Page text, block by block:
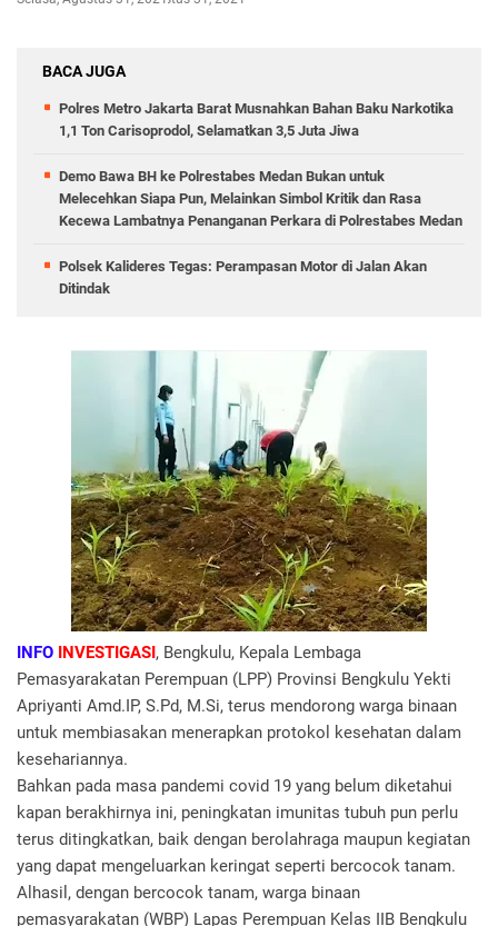
BACA JUGA
Polres Metro Jakarta Barat Musnahkan Bahan Baku Narkotika
1,1 Ton Carisoprodol, Selamatkan 3,5 Juta Jiwa
Demo Bawa BH ke Polrestabes Medan Bukan untuk
Melecehkan Siapa Pun, Melainkan Simbol Kritik dan Rasa
Kecewa Lambatnya Penanganan Perkara di Polrestabes Medan
Polsek Kalideres Tegas: Perampasan Motor di Jalan Akan
Ditindak
INFO INVESTIGASI , Bengkulu, Kepala Lembaga
Pemasyarakatan Perempuan (LPP) Provinsi Bengkulu Yekti
Apriyanti Amd.IP, S.Pd, M.Si, terus mendorong warga binaan
untuk membiasakan menerapkan protokol kesehatan dalam
kesehariannya.
Bahkan pada masa pandemi covid 19 yang belum diketahui
kapan berakhirnya ini, peningkatan imunitas tubuh pun perlu
terus ditingkatkan, baik dengan berolahraga maupun kegiatan
yang dapat mengeluarkan keringat seperti bercocok tanam.
Alhasil, dengan bercocok tanam, warga binaan
pemasyarakatan (WBP) Lapas Perempuan Kelas IIB Bengkulu